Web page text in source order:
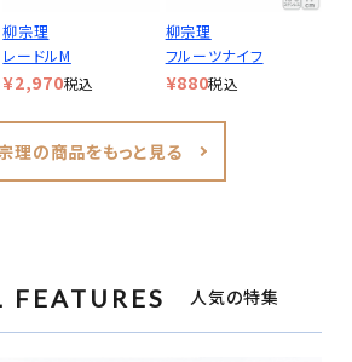
柳宗理
レードルM
¥2,970税込
柳宗理
フルーツナイフ
¥880税込
理の商品をもっと見る
FEATURES 人気の特集